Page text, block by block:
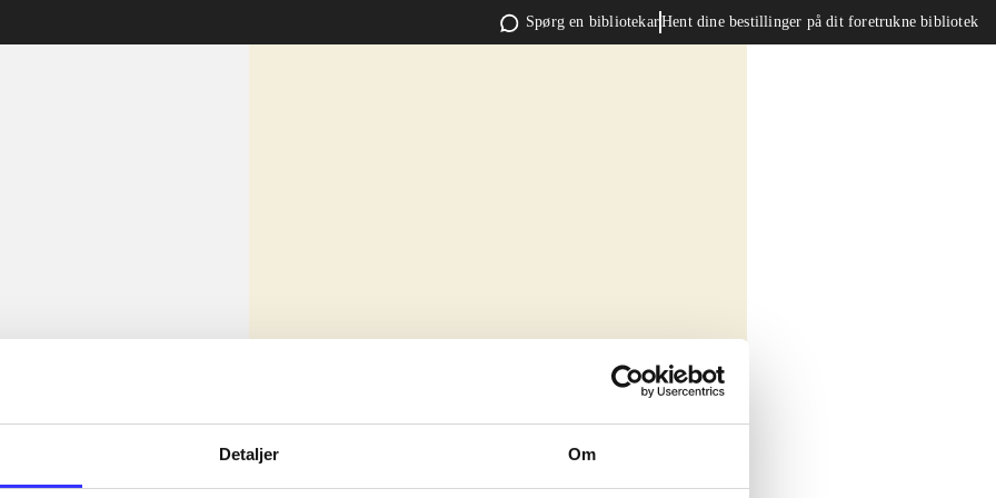
Detaljer Om
Spørg en bibliotekarHent dine bestillinger på dit foretrukne bibliotek
sit amet ...
sit amet ...